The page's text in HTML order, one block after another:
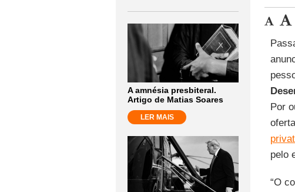
A amnésia presbiteral.
Artigo de Matias Soares
LER MAIS
Por
pelo
“O